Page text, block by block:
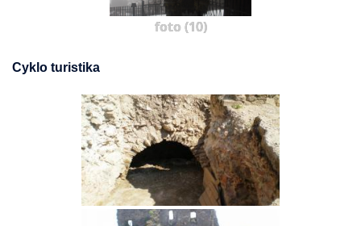
foto (10)
Cyklo turistika